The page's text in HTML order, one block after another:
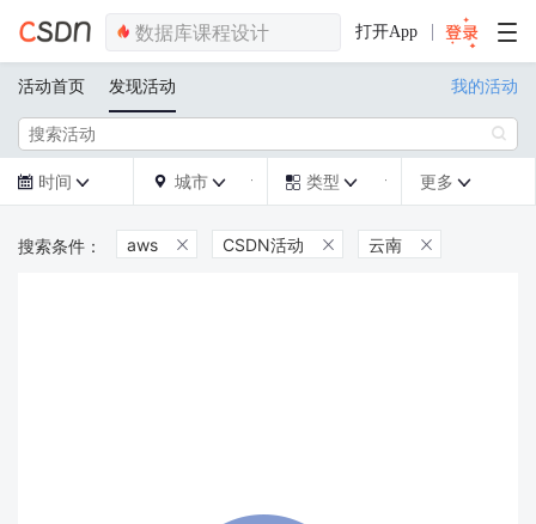
打开App
活动首页 发现活动 我的活动

 时间   城市   类型  更多 
aws  CSDN活动  云南 